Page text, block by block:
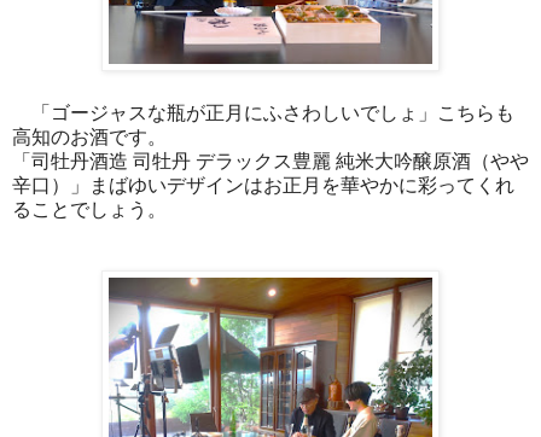
「ゴージャスな瓶が正月にふさわしいでしょ」こちらも
高知のお酒です。
「司牡丹酒造 司牡丹 デラックス豊麗 純米大吟醸原酒（やや
辛口）」まばゆいデザインはお正月を華やかに彩ってくれ
ることでしょう。